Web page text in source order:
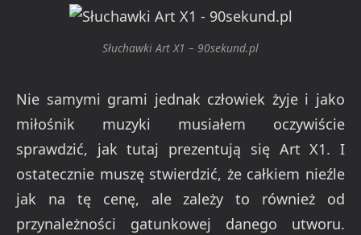
Słuchawki Art X1 – 90sekund.pl
Nie samymi grami jednak człowiek żyje i jako
miłośnik muzyki musiałem oczywiście
sprawdzić, jak tutaj prezentują się Art X1. I
ostatecznie muszę stwierdzić, że całkiem nieźle
jak na tę cenę, ale zależy to również od
przynależności gatunkowej danego utworu.